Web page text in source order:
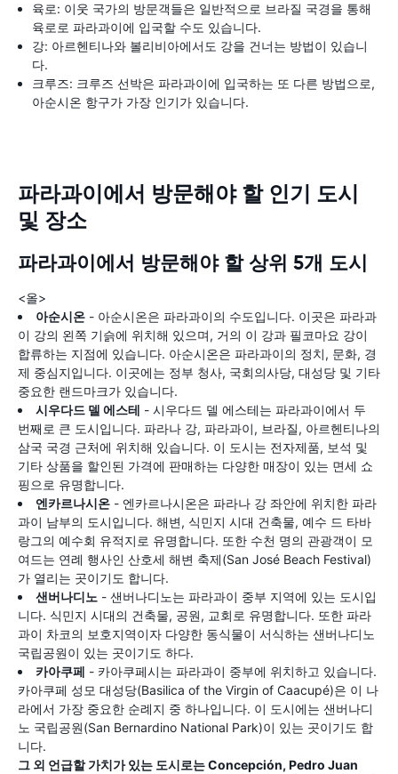
육로: 이웃 국가의 방문객들은 일반적으로 브라질 국경을 통해
육로로 파라과이에 입국할 수도 있습니다.
강: 아르헨티나와 볼리비아에서도 강을 건너는 방법이 있습니
다.
크루즈: 크루즈 선박은 파라과이에 입국하는 또 다른 방법으로,
아순시온 항구가 가장 인기가 있습니다.
파라과이에서 방문해야 할 인기 도시
및 장소
파라과이에서 방문해야 할 상위 5개 도시
<올>
아순시온 - 아순시온은 파라과이의 수도입니다. 이곳은 파라과
이 강의 왼쪽 기슭에 위치해 있으며, 거의 이 강과 필코마요 강이
합류하는 지점에 있습니다. 아순시온은 파라과이의 정치, 문화, 경
제 중심지입니다. 이곳에는 정부 청사, 국회의사당, 대성당 및 기타
중요한 랜드마크가 있습니다.
시우다드 델 에스테 - 시우다드 델 에스테는 파라과이에서 두
번째로 큰 도시입니다. 파라나 강, 파라과이, 브라질, 아르헨티나의
삼국 국경 근처에 위치해 있습니다. 이 도시는 전자제품, 보석 및
기타 상품을 할인된 가격에 판매하는 다양한 매장이 있는 면세 쇼
핑으로 유명합니다.
엔카르나시온 - 엔카르나시온은 파라나 강 좌안에 위치한 파라
과이 남부의 도시입니다. 해변, 식민지 시대 건축물, 예수 드 타바
랑그의 예수회 유적지로 유명합니다. 또한 수천 명의 관광객이 모
여드는 연례 행사인 산호세 해변 축제(San José Beach Festival)
가 열리는 곳이기도 합니다.
샌버나디노 - 샌버나디노는 파라과이 중부 지역에 있는 도시입
니다. 식민지 시대의 건축물, 공원, 교회로 유명합니다. 또한 파라
과이 차코의 보호지역이자 다양한 동식물이 서식하는 샌버나디노
국립공원이 있는 곳이기도 하다.
카아쿠페 - 카아쿠페시는 파라과이 중부에 위치하고 있습니다.
카아쿠페 성모 대성당(Basilica of the Virgin of Caacupé)은 이 나
라에서 가장 중요한 순례지 중 하나입니다. 이 도시에는 샌버나디
노 국립공원(San Bernardino National Park)이 있는 곳이기도 합
니다.
그 외 언급할 가치가 있는 도시로는 Concepción, Pedro Juan